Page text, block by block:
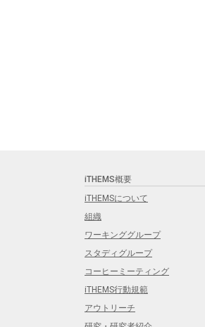
iTHEMS概要
iTHEMSについて
組織
ワーキンググループ
スタディグループ
コーヒーミーティング
iTHEMS行動規範
アウトリーチ